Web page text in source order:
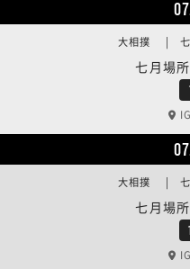
七月場
大相撲 | 七
七月場
大相撲 | 七